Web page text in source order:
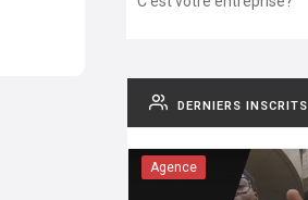
DERNIERS INSCRITS
Agence